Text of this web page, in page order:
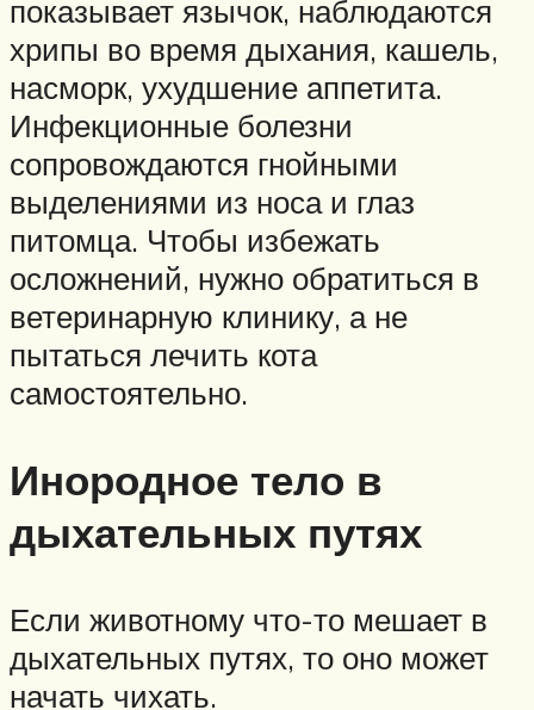
показывает язычок, наблюдаются
хрипы во время дыхания, кашель,
насморк, ухудшение аппетита.
Инфекционные болезни
сопровождаются гнойными
выделениями из носа и глаз
питомца. Чтобы избежать
осложнений, нужно обратиться в
ветеринарную клинику, а не
пытаться лечить кота
самостоятельно.
Инородное тело в
дыхательных путях
Если животному что-то мешает в
дыхательных путях, то оно может
начать чихать.